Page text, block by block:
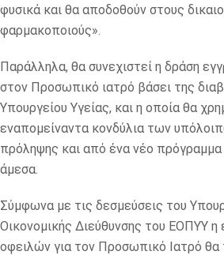
φυσικά και θα αποδοθούν στους
φαρμακοποιούς».
Παράλληλα, θα συνεχιστεί η δράση
στον Προσωπικό ιατρό βάσει της
Υπουργείου Υγείας, και η οποία θα
εναπομείναντα κονδύλια των
πρόληψης και από ένα νέο πρόγραμμα
άμεσα.
Σύμφωνα με τις δεσμεύσεις του
Οικονομικής Διεύθυνσης του ΕΟΠΥΥ
οφειλών για τον Προσωπικό Ιατρό θα